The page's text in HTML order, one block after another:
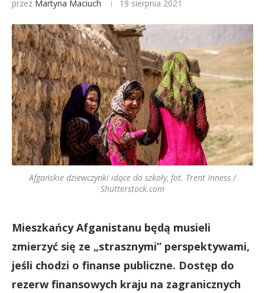
przez Martyna Maciuch 19 sierpnia 2021
Afgańskie dziewczynki idące do szkoły, fot. Trent Inness /
Shutterstock.com
Mieszkańcy Afganistanu będą musieli
zmierzyć się ze „strasznymi” perspektywami,
jeśli chodzi o finanse publiczne. Dostęp do
rezerw finansowych kraju na zagranicznych